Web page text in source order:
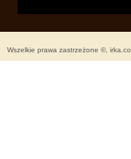
Wszelkie prawa zastrzeżone ©,